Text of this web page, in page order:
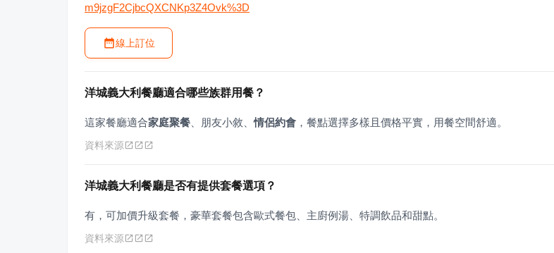
m9jzgF2CjbcQXCNKp3Z4Ovk%3D
線上訂位
洋城義大利餐廳適合哪些族群用餐？
這家餐廳適合家庭聚餐 、朋友小敘、情侶約會 ，餐點選擇多樣且價格平實，用餐空間舒適。
資料來源
洋城義大利餐廳是否有提供套餐選項？
有，可加價升級套餐，豪華套餐包含歐式餐包、主廚例湯、特調飲品和甜點。
資料來源